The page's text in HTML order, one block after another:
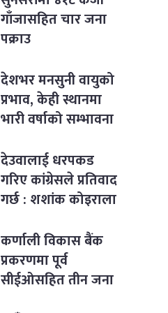
गाँजासहित चार जना
पक्राउ
देशभर मनसुनी वायुको
प्रभाव, केही स्थानमा
भारी वर्षाको सम्भावना
देउवालाई धरपकड
गरिए कांग्रेसले प्रतिवाद
गर्छ : शशांक कोइराला
कर्णाली विकास बैंक
प्रकरणमा पूर्व
सीईओसहित तीन जना